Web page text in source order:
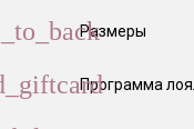
Размеры
Программа